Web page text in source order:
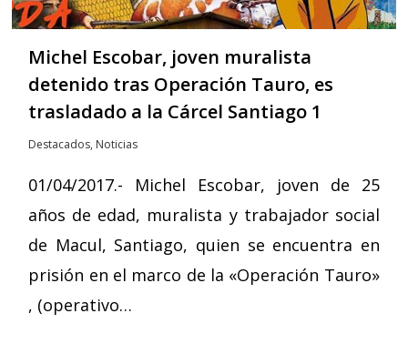
Michel Escobar, joven muralista
detenido tras Operación Tauro, es
trasladado a la Cárcel Santiago 1
Destacados, Noticias
01/04/2017.- Michel Escobar, joven de 25
años de edad, muralista y trabajador social
de Macul, Santiago, quien se encuentra en
prisión en el marco de la «Operación Tauro»
, (operativo…